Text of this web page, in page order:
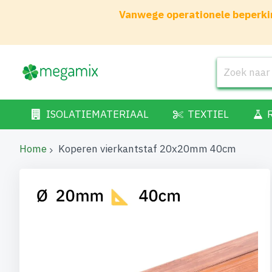
Vanwege operationele
ISOLATIEMATERIAAL TEXTIEL
Home Koperen vierkantstaf 20x20mm 40cm
Ga
naar